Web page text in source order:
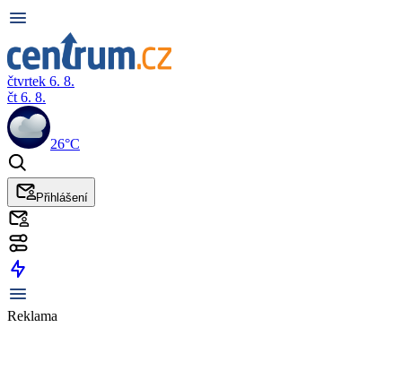
čtvrtek 6. 8.
čt 6. 8.
26°C
Přihlášení
Reklama